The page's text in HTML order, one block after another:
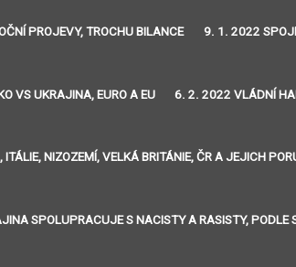
PROJEVY, TROCHU BILANCE 9. 1. 2022
VS UKRAJINA, EURO A EU 6. 2. 2022 VLÁDNÍ
NIZOZEMÍ, VELKÁ BRITÁNIE, ČR A JEJICH
SPOLUPRACUJE S NACISTY A RASISTY, PODLE